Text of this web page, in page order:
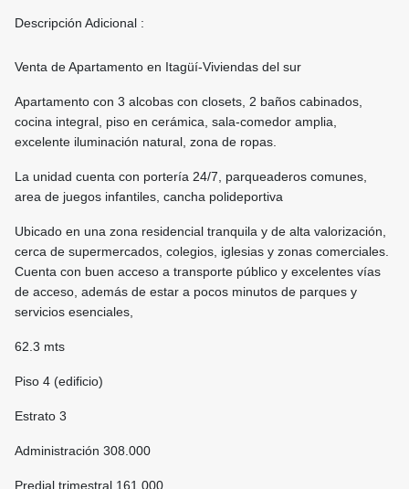
Descripción Adicional :
Venta de Apartamento en Itagüí-Viviendas del sur
Apartamento con 3 alcobas con closets, 2 baños cabinados,
cocina integral, piso en cerámica, sala-comedor amplia,
excelente iluminación natural, zona de ropas.
La unidad cuenta con portería 24/7, parqueaderos comunes,
area de juegos infantiles, cancha polideportiva
Ubicado en una zona residencial tranquila y de alta valorización,
cerca de supermercados, colegios, iglesias y zonas comerciales.
Cuenta con buen acceso a transporte público y excelentes vías
de acceso, además de estar a pocos minutos de parques y
servicios esenciales,
62.3 mts
Piso 4 (edificio)
Estrato 3
Administración 308.000
Predial trimestral 161.000